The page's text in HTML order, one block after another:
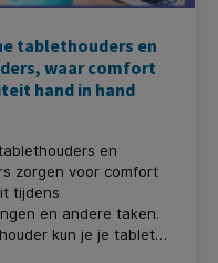
tablethouders en
waar comfort
hand in hand
en
zorgen voor comfort
tijdens
en andere taken.
kun je je tablet